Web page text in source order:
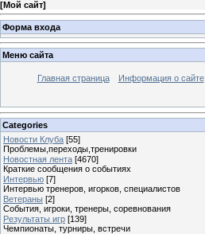
[Мой сайт]
Форма входа
Меню сайта
Главная страница Информация о сайте
Categories
Новости Клуба [55]
Проблемы,переходы,тренировки
Новостная лента [4670]
Краткие сообщения о событиях
Интервью [7]
Интервью тренеров, игорков, специалистов
Ветераны [2]
События, игроки, тренеры, соревнования
Результаты игр [139]
Чемпионаты, турниры, встречи